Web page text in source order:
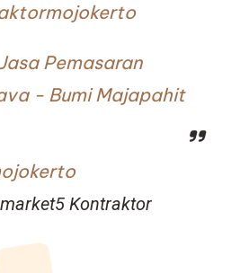
Pemasaran
- Bumi Majapahit
Kontraktor